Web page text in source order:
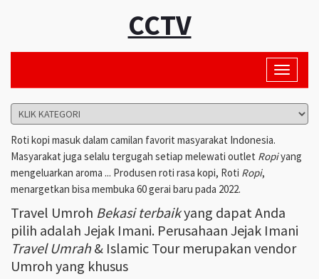
CCTV
Toggle
Roti kopi masuk dalam camilan favorit masyarakat Indonesia.
Masyarakat juga selalu tergugah setiap melewati outlet Ropiyang
mengeluarkan aroma ... Produsen roti rasa kopi, Roti Ropi,
menargetkan bisa membuka 60 gerai baru pada 2022.
Travel Umroh Bekasi terbaikyang dapat Anda
pilih adalah Jejak Imani. Perusahaan Jejak Imani
Travel Umrah& Islamic Tour merupakan vendor
Umroh yang khusus